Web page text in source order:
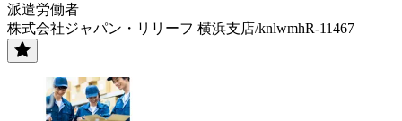
派遣労働者
株式会社ジャパン・リリーフ 横浜支店/knlwmhR-11467